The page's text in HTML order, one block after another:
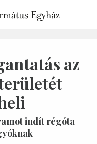
az
indít régóta